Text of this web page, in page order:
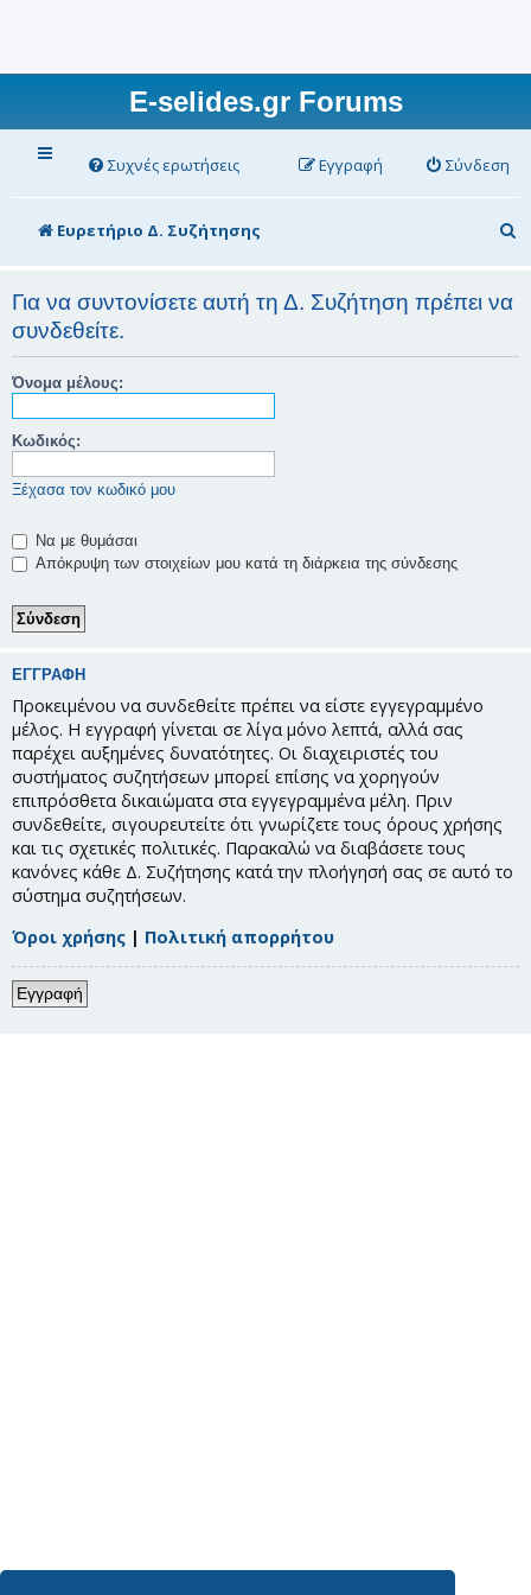
E-selides.gr Forums
Συχνές ερωτήσεις Σύνδεση
Εγγραφή
Ευρετήριο Δ. Συζήτησης
ν
Για να συντονίσετε αυτή τη Δ. Συζήτηση πρέπει να
συνδεθείτε.
Όνομα μέλους:
Κωδικός:
Ξέχασα τον κωδικό μου
Να με θυμάσαι
Απόκρυψη των στοιχείων μου κατά τη διάρκεια της σύνδεσης
ΕΓΓΡΑΦΉ
Προκειμένου να συνδεθείτε πρέπει να είστε εγγεγραμμένο
μέλος. Η εγγραφή γίνεται σε λίγα μόνο λεπτά, αλλά σας
παρέχει αυξημένες δυνατότητες. Οι διαχειριστές του
συστήματος συζητήσεων μπορεί επίσης να χορηγούν
επιπρόσθετα δικαιώματα στα εγγεγραμμένα μέλη. Πριν
συνδεθείτε, σιγουρευτείτε ότι γνωρίζετε τους όρους χρήσης
και τις σχετικές πολιτικές. Παρακαλώ να διαβάσετε τους
κανόνες κάθε Δ. Συζήτησης κατά την πλοήγησή σας σε αυτό το
σύστημα συζητήσεων.
Όροι χρήσης | Πολιτική απορρήτου
Εγγραφή